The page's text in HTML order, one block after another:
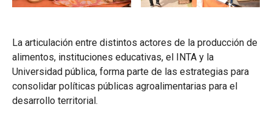
La articulación entre distintos actores de la producción de
alimentos, instituciones educativas, el INTA y la
Universidad pública, forma parte de las estrategias para
consolidar políticas públicas agroalimentarias para el
desarrollo territorial.